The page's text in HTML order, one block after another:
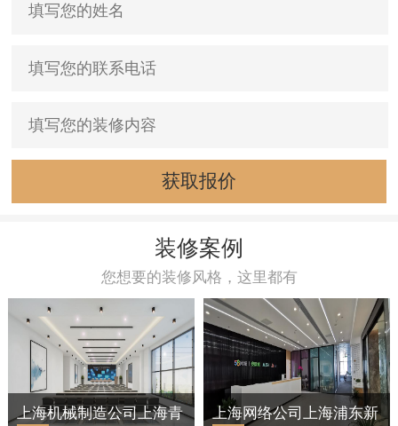
获取报价
装修案例
您想要的装修风格，这里都有
上海机械制造公司上海青 上海网络公司上海浦东新